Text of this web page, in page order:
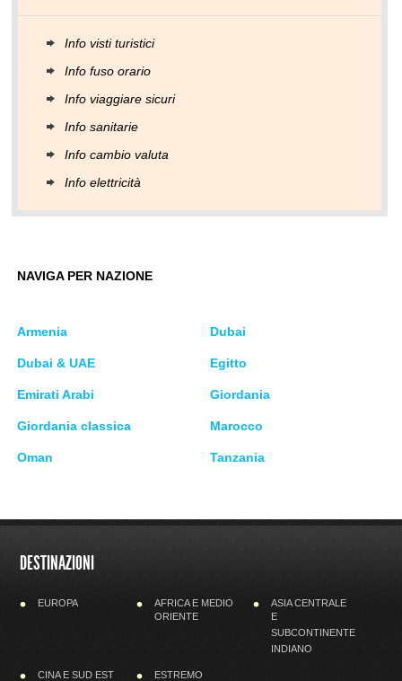
Info visti turistici
Info fuso orario
Info viaggiare sicuri
Info sanitarie
Info cambio valuta
Info elettricità
NAVIGA PER NAZIONE
Armenia Dubai
Dubai & UAE Egitto
Emirati Arabi Giordania
Giordania classica Marocco
Oman Tanzania
DESTINAZIONI
EUROPA AFRICA E MEDIO
ORIENTE
ASIA CENTRALE
E
SUBCONTINENTE
INDIANO
CINA E SUD EST ESTREMO